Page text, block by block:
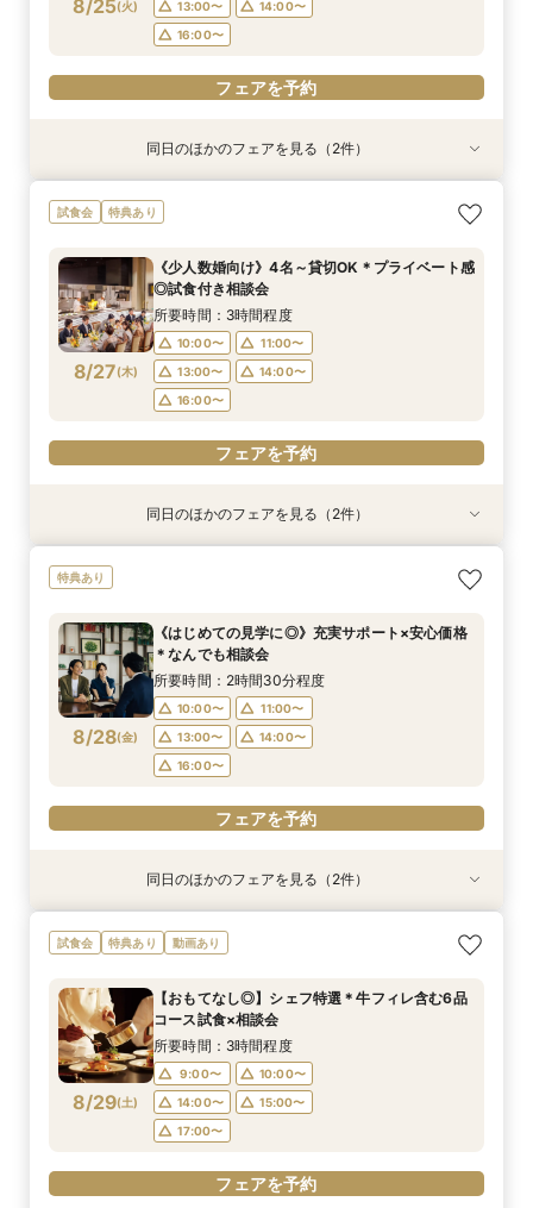
フェアを予約
フェアを予約
8/25(火) 13:00〜
14:00〜
16:00〜
フェアを予約
特典あり
8/25(火)
《少人数婚向け》4名～貸切OK＊プライベート感
◎試食付き相談会
10:00〜
11:00〜
13:00〜
14:00〜
16:00〜
フェアを予約
8/25(火)
《はじめての見学に◎》充実サポート×安心価格
＊なんでも相談会
10:00〜
11:00〜
13:00〜
14:00〜
16:00〜
フェアを予約
同日のほかのフェアを見る（2件）
試食会 特典あり
8/27(木)
《少人数婚向け》4名～貸切OK＊プライベート感
◎試食付き相談会
所要時間：3時間程度
10:00〜
11:00〜
13:00〜
14:00〜
16:00〜
フェアを予約
8/27 木)
《はじめての見学に◎》充実サポート×安心価格
10:00〜
11:00〜
13:00〜
14:00〜
16:00〜
フェアを予約
特典あり
8/27 木)
平日フェア《試食付》チャペル体験×選べる会場
10:00〜
11:00〜
13:00〜
14:00〜
16:00〜
フェアを予約
同日のほかのフェアを見る（2件）
特典あり
8/28(金)
《はじめての見学に◎》充実サポート×安心価格
＊なんでも相談会
所要時間：2時間30分程度
10:00〜
11:00〜
13:00〜
14:00〜
16:00〜
フェアを予約
特典あり
8/28(金)
《少人数婚向け》4名～貸切OK＊プライベート感
◎試食付き相談会
10:00〜
11:00〜
13:00〜
14:00〜
16:00〜
フェアを予約
特典あり
8/28(金)
平日フェア《試食付》チャペル体験×選べる会場
見学×見積り相談
10:00〜
11:00〜
13:00〜
14:00〜
16:00〜
フェアを予約
同日のほかのフェアを見る（2件）
試食会 特典あり 動画あり
8/29(土)
【おもてなし◎】シェフ特選＊牛フィレ含む6品
コース試食×相談会
所要時間：3時間程度
9:00〜
10:00〜
14:00〜
15:00〜
17:00〜
フェアを予約